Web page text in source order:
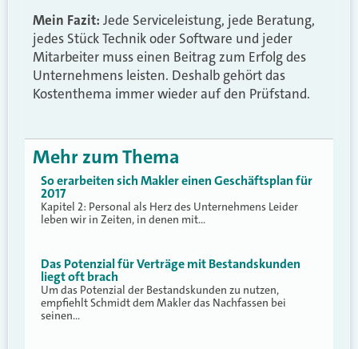
Mein Fazit: Jede Serviceleistung, jede Beratung,
jedes Stück Technik oder Software und jeder
Mitarbeiter muss einen Beitrag zum Erfolg des
Unternehmens leisten. Deshalb gehört das
Kostenthema immer wieder auf den Prüfstand.
Mehr zum Thema
So erarbeiten sich Makler einen Geschäftsplan für
2017
Kapitel 2: Personal als Herz des Unternehmens Leider
leben wir in Zeiten, in denen mit…
Das Potenzial für Verträge mit Bestandskunden
liegt oft brach
Um das Potenzial der Bestandskunden zu nutzen,
empfiehlt Schmidt dem Makler das Nachfassen bei
seinen…